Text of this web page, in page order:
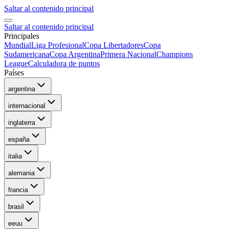
Saltar al contenido principal
Saltar al contenido principal
Principales
MundialLiga ProfesionalCopa LibertadoresCopa
SudamericanaCopa ArgentinaPrimera NacionalChampions
LeagueCalculadora de puntos
Países
argentina
internacional
inglaterra
españa
italia
alemania
francia
brasil
eeuu